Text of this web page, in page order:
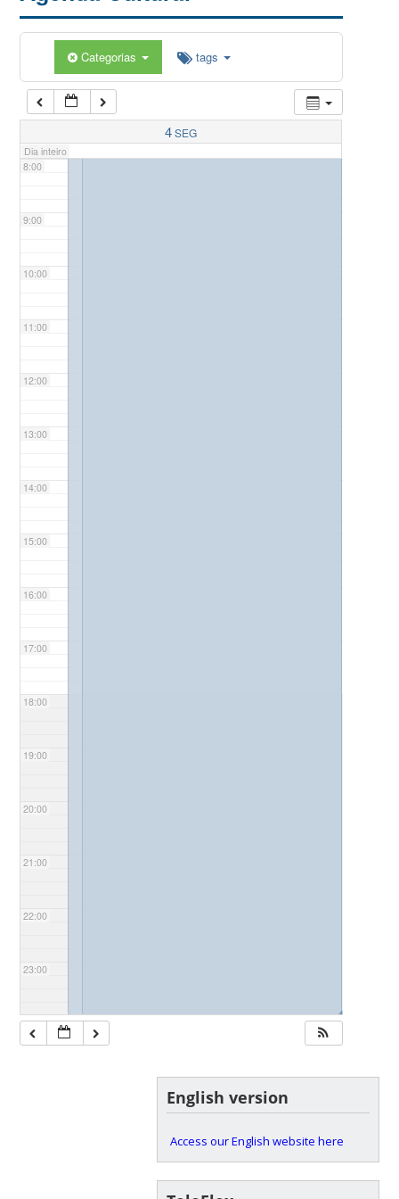
Categorias tags
4SEG
Dia inteiro
5:00
7:00
8:00
9:00
10:00
11:00
12:00
13:00
14:00
15:00
16:00
17:00
18:00
19:00
20:00
21:00
22:00
23:00
◢◢
English version
Access our English website here